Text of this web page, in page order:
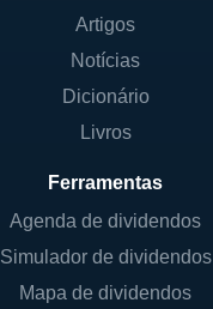
Artigos
Notícias
Dicionário
Livros
Ferramentas
Agenda de dividendos
Simulador de dividendos
Mapa de dividendos